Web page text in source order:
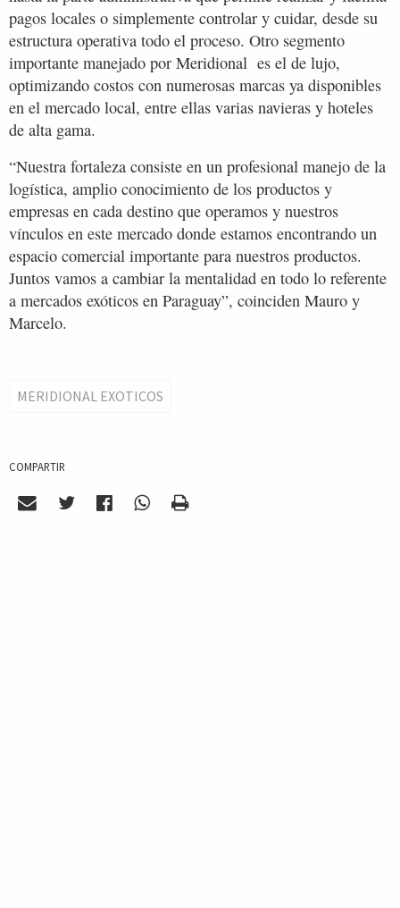
pagos locales o simplemente controlar y cuidar, desde su
estructura operativa todo el proceso. Otro segmento
importante manejado por Meridional es el de lujo,
optimizando costos con numerosas marcas ya disponibles
en el mercado local, entre ellas varias navieras y hoteles
de alta gama.
“Nuestra fortaleza consiste en un profesional manejo de la
logística, amplio conocimiento de los productos y
empresas en cada destino que operamos y nuestros
vínculos en este mercado donde estamos encontrando un
espacio comercial importante para nuestros productos.
Juntos vamos a cambiar la mentalidad en todo lo referente
a mercados exóticos en Paraguay”, coinciden Mauro y
Marcelo.
MERIDIONAL EXOTICOS
COMPARTIR